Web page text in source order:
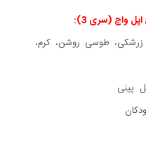
زرشکی، طوسی روشن، کرم،
پینی